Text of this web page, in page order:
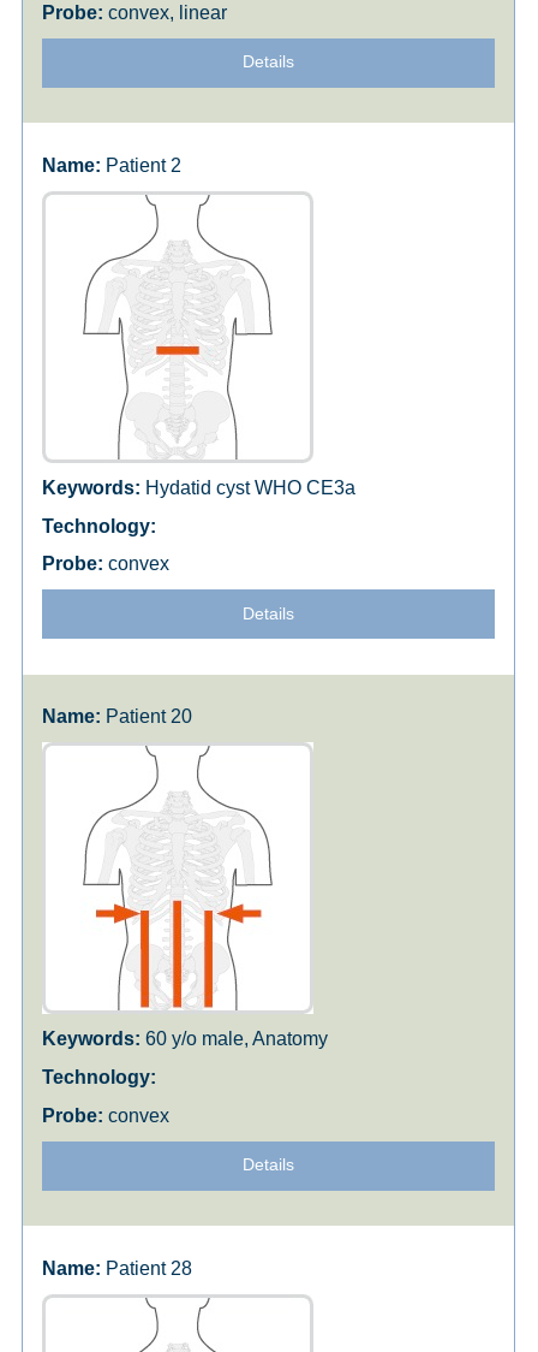
convex, linear
Details
Patient 2
Hydatid cyst WHO CE3a
convex
Details
Patient 20
60 y/o male, Anatomy
convex
Details
Patient 28